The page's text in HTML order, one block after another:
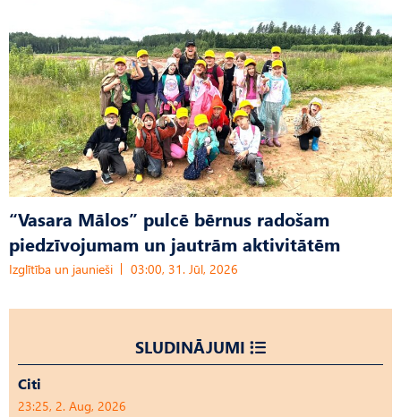
“Vasara Mālos” pulcē bērnus radošam
piedzīvojumam un jautrām aktivitātēm
Izglītība un jaunieši 03:00, 31. Jūl, 2026
SLUDINĀJUMI
Citi
23:25, 2. Aug, 2026